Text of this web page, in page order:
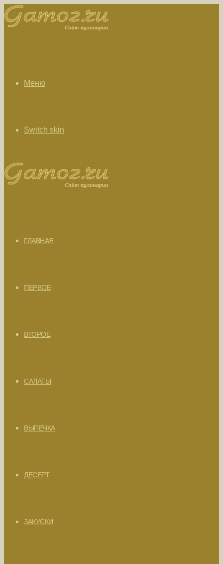
Меню
Switch skin
ГЛАВНАЯ
ПЕРВОЕ
ВТОРОЕ
САЛАТЫ
ВЫПЕЧКА
ДЕСЕРТ
ЗАКУСКИ